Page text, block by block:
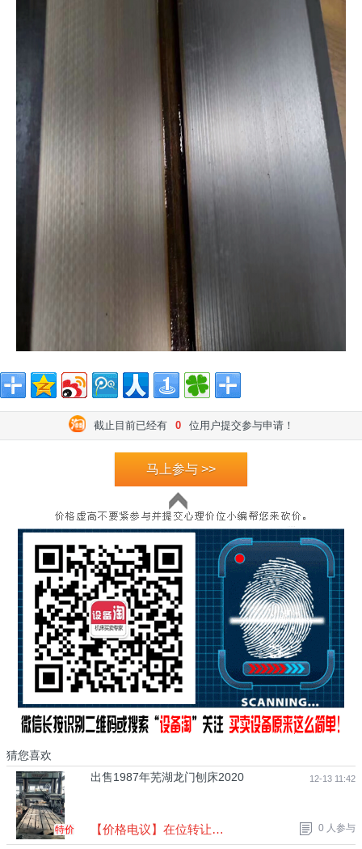
截止目前已经有 0 位用户提交参与申请！
马上参与 >>
猜您喜欢
特价
12-13 11:42
出售1987年芜湖龙门刨床2020
【价格电议】在位转让出售，可以试车，2X6米 ，价格合适有意向的联系 0 人参与